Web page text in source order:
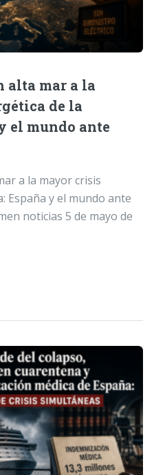
alta mar a la
de la
el mundo ante
a la mayor crisis
España y el mundo ante
noticias 5 de mayo de